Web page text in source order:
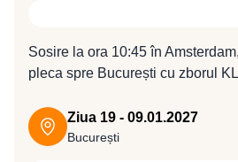
Sosire la ora 10:45 în
pleca spre București cu zborul
Ziua 19 - 09.01.2027
București